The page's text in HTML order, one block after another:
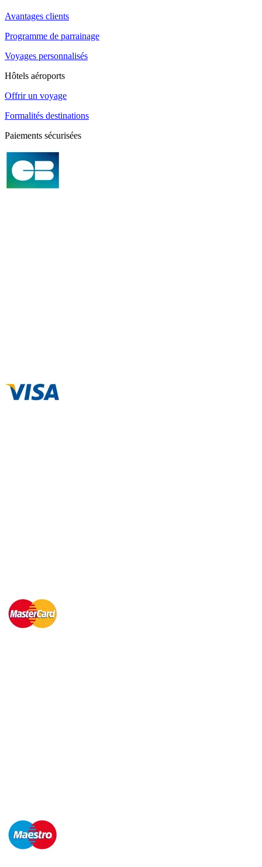
Avantages clients
Programme de parrainage
Voyages personnalisés
Hôtels aéroports
Offrir un voyage
Formalités destinations
Paiements sécurisées